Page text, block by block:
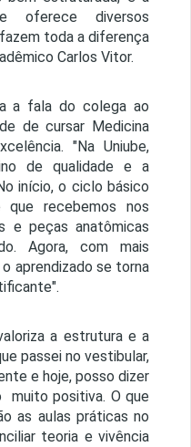
oferece diversos
toda a diferença
Carlos Vitor.
a fala do colega ao
de cursar Medicina
"Na Uniube,
de qualidade e a
início, o ciclo básico
recebemos nos
e peças anatômicas
Agora, com mais
aprendizado se torna
a estrutura e a
passei no vestibular,
e hoje, posso dizer
muito positiva. O que
as aulas práticas no
teoria e vivência